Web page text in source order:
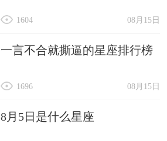
08月15日
1604
一言不合就撕逼的星座排行榜
08月15日
1696
8月5日是什么星座